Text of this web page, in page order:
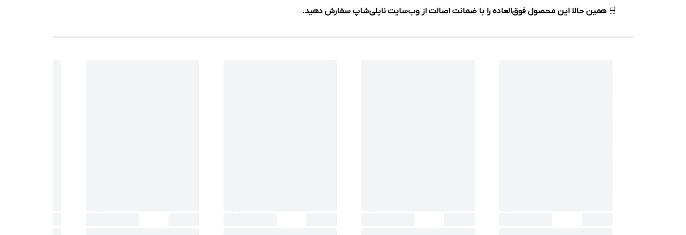
🛒همین حالا این محصول فوق‌العاده را با ضمانت اصالت از وب‌سایت نایلی‌شاپ سفارش دهید.